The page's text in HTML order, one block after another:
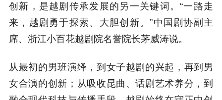
创新，是越剧传承发展的另一关键词。“一路走
来，越剧勇于探索、大胆创新。”中国剧协副主
席、浙江小百花越剧院名誉院长茅威涛说。
从最初的男班演绎，到女子越剧的兴起，再到男
女合演的创新；从吸收昆曲、话剧艺术养分，到